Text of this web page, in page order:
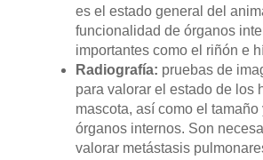
es el estado general del
funcionalidad de órganos
importantes como el riñón e
Radiografía: pruebas de
para valorar el estado de los
mascota, así como el tamaño
órganos internos. Son
valorar metástasis